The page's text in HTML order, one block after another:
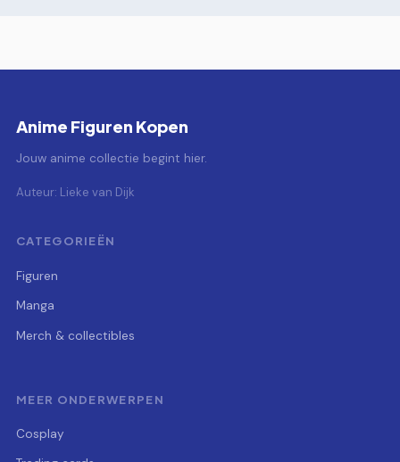
Anime Figuren Kopen
Jouw anime collectie begint hier.
Auteur: Lieke van Dijk
CATEGORIEËN
Figuren
Manga
Merch & collectibles
MEER ONDERWERPEN
Cosplay